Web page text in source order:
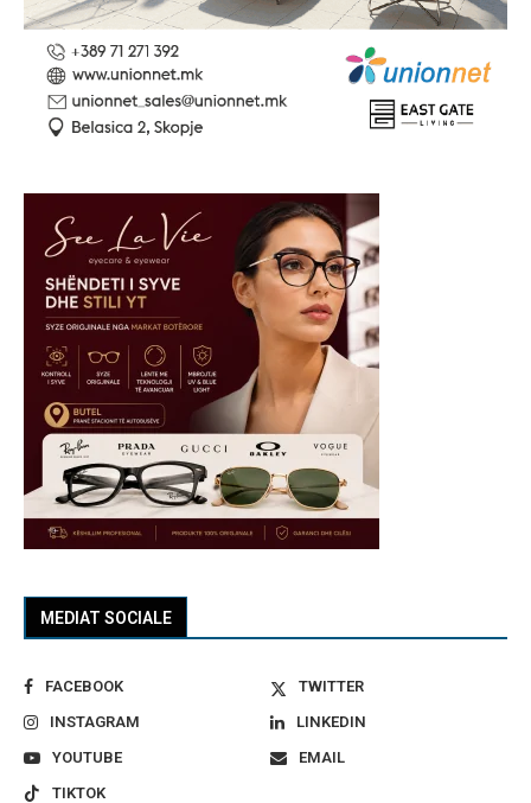
MEDIAT SOCIALE
FACEBOOK
TWITTER
INSTAGRAM
LINKEDIN
YOUTUBE
EMAIL
TIKTOK